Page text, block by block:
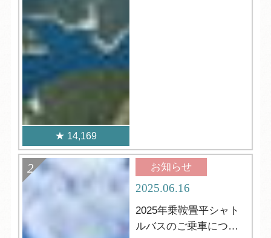
14,169
お知らせ
2025.06.16
2025年乗鞍畳平シャト
ルバスのご乗車につい